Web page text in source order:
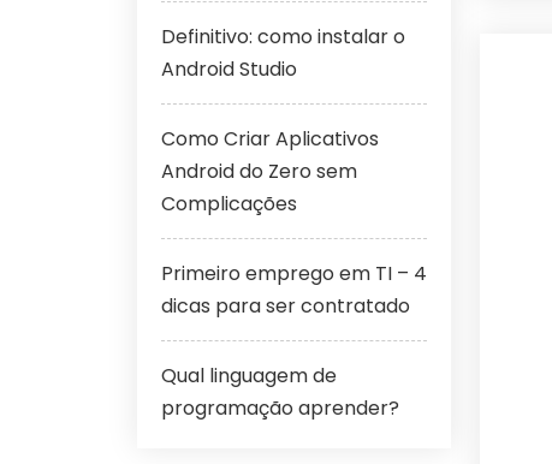
Definitivo: como instalar o
Android Studio
Como Criar Aplicativos
Android do Zero sem
Complicações
Primeiro emprego em TI – 4
dicas para ser contratado
Qual linguagem de
programação aprender?